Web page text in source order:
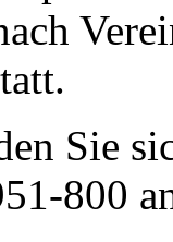
Sie
800